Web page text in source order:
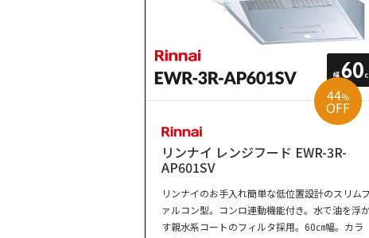
44%
OFF
リンナイ レンジフード EWR-3R-
AP601SV
リンナイのお手入れ簡単な低位置設計のスリムフ
ァルコン型。コンロ連動機能付き。水で油を浮
す親水系コートのフィルタ採用。60㎝幅。カラ